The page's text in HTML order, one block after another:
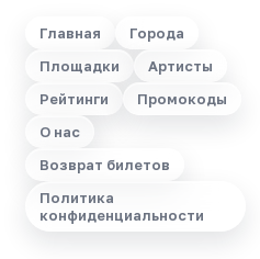
Главная
Города
Площадки
Артисты
Рейтинги
Промокоды
О нас
Возврат билетов
Политика
конфиденциальности